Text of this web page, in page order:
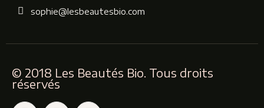
sophie@lesbeautesbio.com
© 2018 Les Beautés Bio. Tous droits
réservés